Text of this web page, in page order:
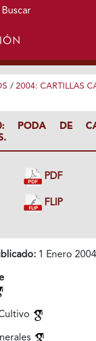
principal
sitio
Buscar
/ 2004: CARTILLAS
PODA DE
PDF
FLIP
1 Enero 2004